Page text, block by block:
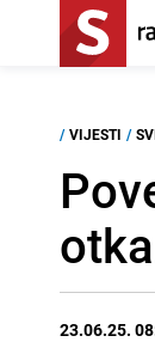
/ VIJESTI /
23.06.25.